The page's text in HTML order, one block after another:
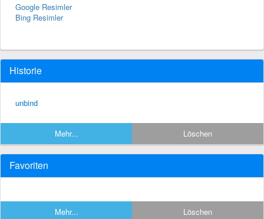
Google Resimler
Bing Resimler
Historie
unbind
Mehr... Löschen
Favoriten
Mehr... Löschen